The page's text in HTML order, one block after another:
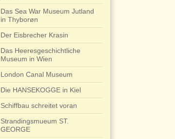
Das Sea War Museum Jutland
in Thyborøn
Der Eisbrecher Krasin
Das Heeresgeschichtliche
Museum in Wien
London Canal Museum
Die HANSEKOGGE in Kiel
Schiffbau schreitet voran
Strandingsmueum ST.
GEORGE